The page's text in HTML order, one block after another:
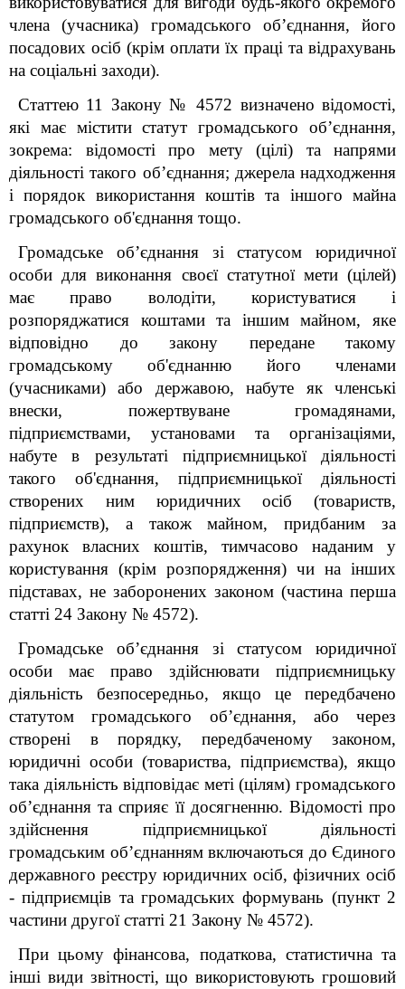
члена (учасника) громадського об’єднання, його
посадових осіб (крім оплати їх праці та відрахувань
на соціальні заходи).
Статтею 11 Закону № 4572 визначено відомості,
які має містити статут громадського об’єднання,
зокрема: відомості про мету (цілі) та напрями
діяльності такого об’єднання; джерела надходження
і порядок використання коштів та іншого майна
громадського об'єднання тощо.
Громадське об’єднання зі статусом юридичної
особи для виконання своєї статутної мети (цілей)
має право володіти, користуватися і
розпоряджатися коштами та іншим майном, яке
відповідно до закону передане такому
громадському об'єднанню його членами
(учасниками) або державою, набуте як членські
внески, пожертвуване громадянами,
підприємствами, установами та організаціями,
набуте в результаті підприємницької діяльності
такого об'єднання, підприємницької діяльності
створених ним юридичних осіб (товариств,
підприємств), а також майном, придбаним за
рахунок власних коштів, тимчасово наданим у
користування (крім розпорядження) чи на інших
підставах, не заборонених законом (частина перша
статті 24 Закону № 4572).
Громадське об’єднання зі статусом юридичної
особи має право здійснювати підприємницьку
діяльність безпосередньо, якщо це передбачено
статутом громадського об’єднання, або через
створені в порядку, передбаченому законом,
юридичні особи (товариства, підприємства), якщо
така діяльність відповідає меті (цілям) громадського
об’єднання та сприяє її досягненню. Відомості про
здійснення підприємницької діяльності
громадським об’єднанням включаються до Єдиного
державного реєстру юридичних осіб, фізичних осіб
- підприємців та громадських формувань (пункт 2
частини другої статті 21 Закону № 4572).
При цьому фінансова, податкова, статистична та
інші види звітності, що використовують грошовий